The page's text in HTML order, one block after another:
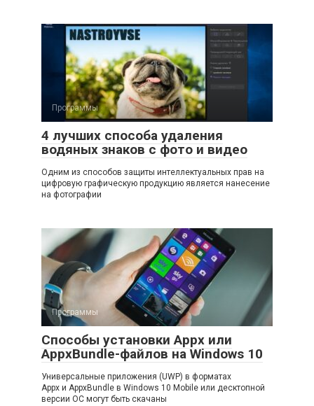
Программы
4 лучших способа удаления
водяных знаков с фото и видео
Одним из способов защиты интеллектуальных прав на
цифровую графическую продукцию является нанесение
на фотографии
Программы
Способы установки Appx или
AppxBundle-файлов на Windows 10
Универсальные приложения (UWP) в форматах
Appx и AppxBundle в Windows 10 Mobile или десктопной
версии ОС могут быть скачаны